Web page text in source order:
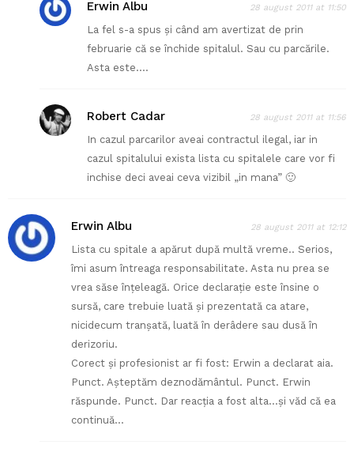
Erwin Albu 28 august 2011 at 11:50
La fel s-a spus şi când am avertizat de prin
februarie că se închide spitalul. Sau cu parcările.
Asta este….
Robert Cadar 28 august 2011 at 11:56
In cazul parcarilor aveai contractul ilegal, iar in
cazul spitalului exista lista cu spitalele care vor fi
inchise deci aveai ceva vizibil „in mana” 🙂
Erwin Albu 28 august 2011 at 12:12
Lista cu spitale a apărut după multă vreme.. Serios,
îmi asum întreaga responsabilitate. Asta nu prea se
vrea săse înţeleagă. Orice declaraţie este însine o
sursă, care trebuie luată şi prezentată ca atare,
nicidecum tranşată, luată în derâdere sau dusă în
derizoriu.
Corect şi profesionist ar fi fost: Erwin a declarat aia.
Punct. Aşteptăm deznodământul. Punct. Erwin
răspunde. Punct. Dar reacţia a fost alta…şi văd că ea
continuă…